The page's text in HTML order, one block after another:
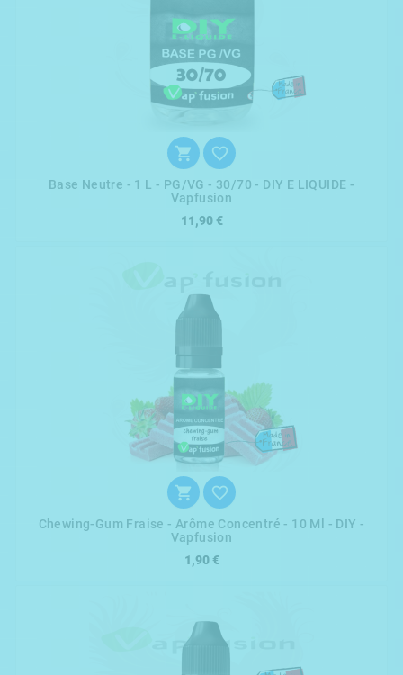
 
Base Neutre - 1 L - PG/VG - 30/70 - DIY E LIQUIDE -
Vapfusion
11,90 €
 
Chewing-Gum Fraise - Arôme Concentré - 10 Ml - DIY -
Vapfusion
1,90 €